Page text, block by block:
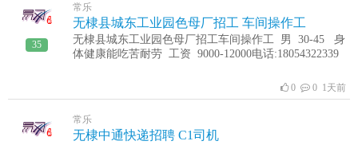
35
常乐
无棣县城东工业园色母厂招工 ​车间操作工
无棣县城东工业园色母厂招工​车间操作工 男 30-45 身
体健康​能吃苦耐劳 工资 9000-12000​电话:18054322339
0 0 1天前
常乐
无棣中通快递招聘 C1司机